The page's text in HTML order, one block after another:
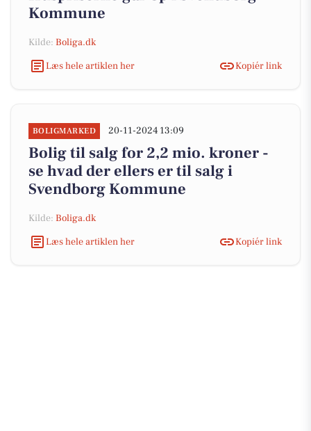
Kommune
Kilde: Boliga.dk
Læs hele artiklen her
Kopiér link
BOLIGMARKED 20-11-2024 13:09
Bolig til salg for 2,2 mio. kroner -
se hvad der ellers er til salg i
Svendborg Kommune
Kilde: Boliga.dk
Læs hele artiklen her
Kopiér link